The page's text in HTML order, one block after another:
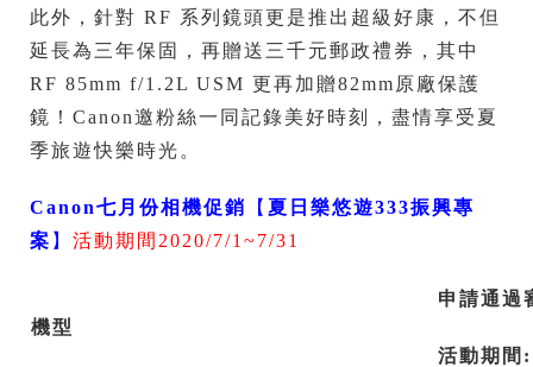
此外，針對 RF 系列鏡頭更是推出超級好康，不但
延長為三年保固，再贈送三千元郵政禮券，其中
RF 85mm f/1.2L USM 更再加贈82mm原廠保護
鏡！Canon邀粉絲一同記錄美好時刻，盡情享受夏
季旅遊快樂時光。
Canon七月份相機促銷 【 夏日樂悠遊333振興專
案 】 活動期間2020/7/1~7/31
機型
申請通過
活動期間